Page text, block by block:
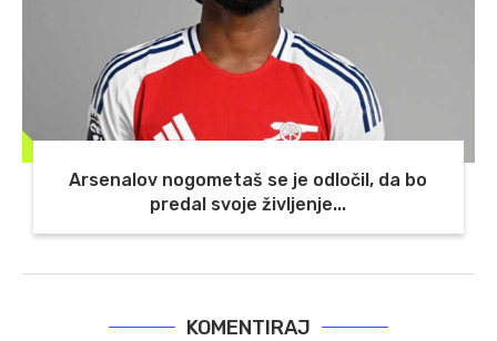
Arsenalov nogometaš se je odločil, da bo
predal svoje življenje...
KOMENTIRAJ